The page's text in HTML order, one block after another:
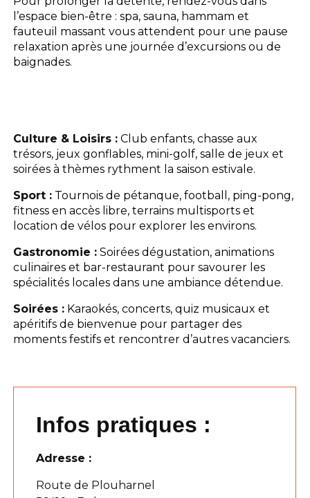
l’espace bien-être : spa, sauna, hammam et
fauteuil massant vous attendent pour une pause
relaxation après une journée d’excursions ou de
baignades.
Culture & Loisirs : Club enfants, chasse aux
trésors, jeux gonflables, mini-golf, salle de jeux et
soirées à thèmes rythment la saison estivale.
Sport : Tournois de pétanque, football, ping-pong,
fitness en accès libre, terrains multisports et
location de vélos pour explorer les environs.
Gastronomie : Soirées dégustation, animations
culinaires et bar-restaurant pour savourer les
spécialités locales dans une ambiance détendue.
Soirées : Karaokés, concerts, quiz musicaux et
apéritifs de bienvenue pour partager des
moments festifs et rencontrer d’autres vacanciers.
Infos pratiques :
Adresse :
Route de Plouharnel